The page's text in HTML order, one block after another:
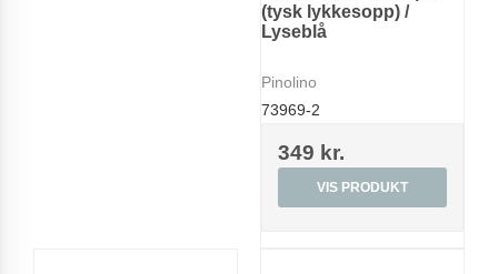
(tysk lykkesopp) /
Lyseblå
Pinolino
73969-2
349 kr.
VIS PRODUKT